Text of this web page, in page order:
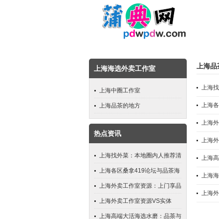
上海海选外卖工作室
上海中圈工作室
上海品茶的地方
热点资讯
上海找外菜：本地圈内人推荐清
单_96
上海各区桑拿419论坛与品茶海
选工作室测评_75
上海外卖工作室资源：上门享品
茶的宝藏库
上海外卖工作室资源VS实体
店：价格谁更实惠？
上海高端大活海选水磨：品茶与
上海品
上海
上海
上海
上海
上海
上海
上海